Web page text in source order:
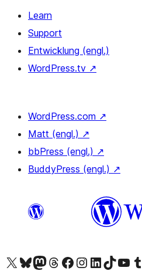
Learn
Support
Entwicklung (engl.)
WordPress.tv ↗
WordPress.com ↗
Matt (engl.) ↗
bbPress (engl.) ↗
BuddyPress (engl.) ↗
Das X-Konto (früher Twitter) von WordPress.org besuchen
Das Bluesky-Konto von WordPress.org besuchen
Das Mastodon-Konto von WordPress.org besuchen
Das Threads-Konto von WordPress.org besuchen
Die Facebook-Seite von WordPress.org besuchen
Das Instagram-Konto von WordPress.org besuchen
Das LinkedIn-Konto von WordPress.org
Das TikTok-Konto von
Den YouTube-Das